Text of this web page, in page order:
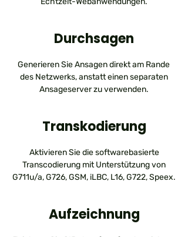
Durchsagen
Generieren Sie Ansagen direkt am Rande
des Netzwerks, anstatt einen separaten
Ansageserver zu verwenden.
Transkodierung
Aktivieren Sie die softwarebasierte
Transcodierung mit Unterstützung von
G711u/a, G726, GSM, iLBC, L16, G722, Speex.
Aufzeichnung